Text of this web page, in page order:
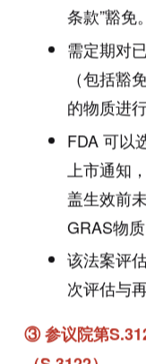
条款”豁免。
需定期对
（包括豁
的物质进
FDA 可以
上市通知
盖生效前
GRAS物质
该法案评
次评估与
③ 参议院第